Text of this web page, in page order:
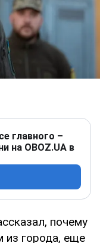
главного –
на OBOZ.UA в
почему
из города, еще